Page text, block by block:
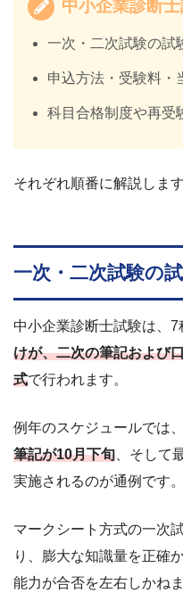
中小企業診断
一次・二次試験の試
申込方法・受験料・
科目合格制度や再受
それぞれ順番に解説します
一次・二次試験の
中小企業診断士試験は、7
けが、二次の筆記および
式で行われます。
例年のスケジュールでは、
筆記が10月下旬、そして
実施されるのが通例です。
マークシート方式の一次
り、膨大な知識量を正確
能力が合否を左右しかねま